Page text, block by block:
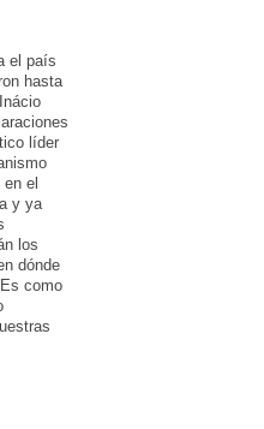
el país
hasta
líder
el
y ya
los
dónde
como